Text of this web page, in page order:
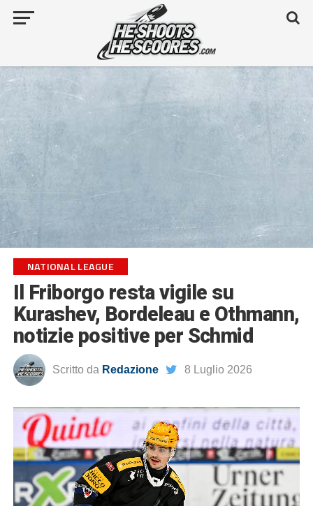
NATIONAL LEAGUE
Il Friborgo resta vigile su
Kurashev, Bordeleau e Othmann,
notizie positive per Schmid
Scritto da Redazione 8 Luglio 2026